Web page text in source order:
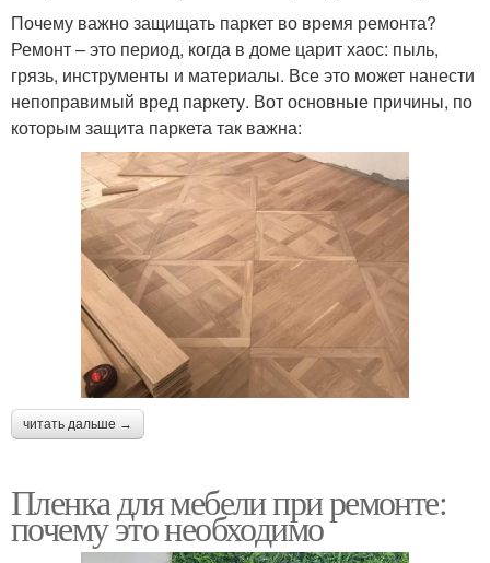
Почему важно защищать паркет во время ремонта?
Ремонт – это период, когда в доме царит хаос: пыль,
грязь, инструменты и материалы. Все это может нанести
непоправимый вред паркету. Вот основные причины, по
которым защита паркета так важна:
читать дальше →
Пленка для мебели при ремонте:
почему это необходимо